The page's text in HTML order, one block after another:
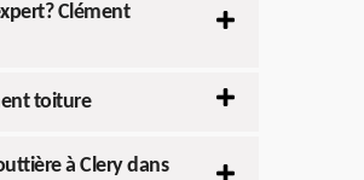
Clément
toiture
à Clery dans